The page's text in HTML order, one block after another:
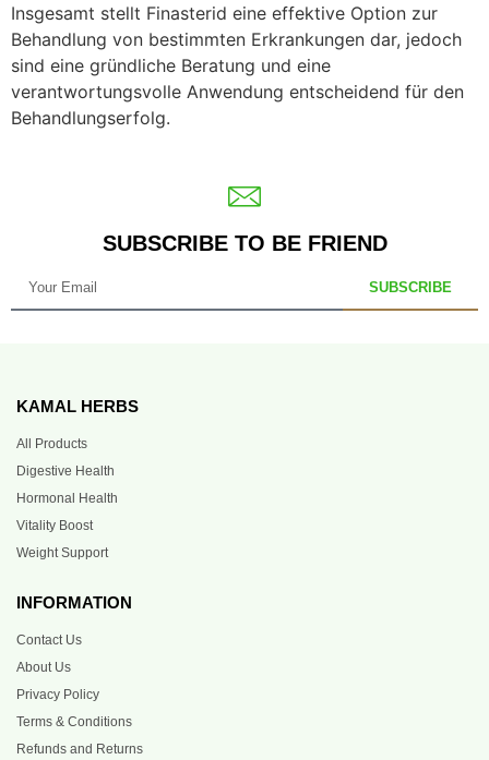
Insgesamt stellt Finasterid eine effektive Option zur
Behandlung von bestimmten Erkrankungen dar, jedoch
sind eine gründliche Beratung und eine
verantwortungsvolle Anwendung entscheidend für den
Behandlungserfolg.
SUBSCRIBE TO BE FRIEND
SUBSCRIBE
KAMAL HERBS
All Products
Digestive Health
Hormonal Health
Vitality Boost
Weight Support
INFORMATION
Contact Us
About Us
Privacy Policy
Terms & Conditions
Refunds and Returns